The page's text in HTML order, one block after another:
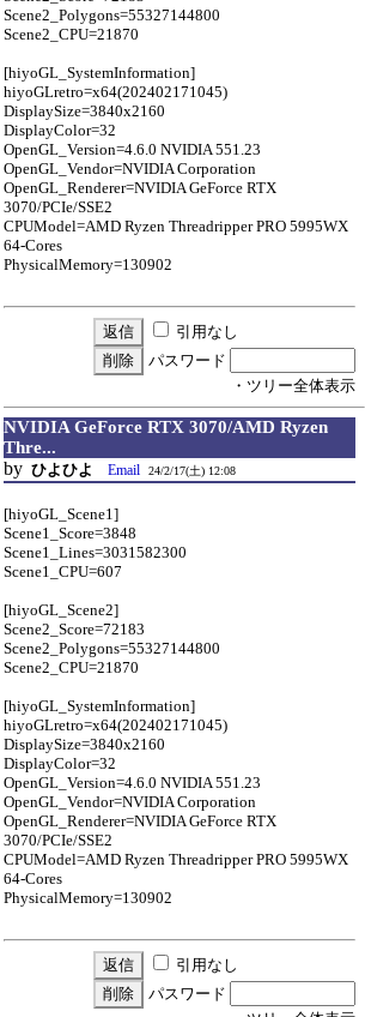
Scene2_Polygons=55327144800
Scene2_CPU=21870
[hiyoGL_SystemInformation]
hiyoGLretro=x64(202402171045)
DisplaySize=3840x2160
DisplayColor=32
OpenGL_Version=4.6.0 NVIDIA 551.23
OpenGL_Vendor=NVIDIA Corporation
OpenGL_Renderer=NVIDIA GeForce RTX
3070/PCIe/SSE2
CPUModel=AMD Ryzen Threadripper PRO 5995WX
64-Cores
PhysicalMemory=130902
引用なし
パスワード
・ツリー全体表示
NVIDIA GeForce RTX 3070/AMD Ryzen
Thre...
by ひよひよ Email 24/2/17(土) 12:08
[hiyoGL_Scene1]
Scene1_Score=3848
Scene1_Lines=3031582300
Scene1_CPU=607
[hiyoGL_Scene2]
Scene2_Score=72183
Scene2_Polygons=55327144800
Scene2_CPU=21870
[hiyoGL_SystemInformation]
hiyoGLretro=x64(202402171045)
DisplaySize=3840x2160
DisplayColor=32
OpenGL_Version=4.6.0 NVIDIA 551.23
OpenGL_Vendor=NVIDIA Corporation
OpenGL_Renderer=NVIDIA GeForce RTX
3070/PCIe/SSE2
CPUModel=AMD Ryzen Threadripper PRO 5995WX
64-Cores
PhysicalMemory=130902
引用なし
パスワード